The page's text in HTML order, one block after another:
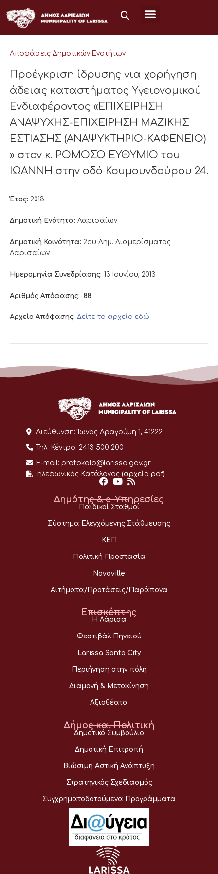
στο
περιεχόμενο
Αποφάσεις Δημοτικών Ενοτήτων
Προέγκριση ίδρυσης για χορήγηση
άδειας καταστήματος Υγειονομικού
Ενδιαφέροντος «ΕΠΙΧΕΙΡΗΣΗ
ΑΝΑΨΥΧΗΣ-ΕΠΙΧΕΙΡΗΣΗ ΜΑΖΙΚΗΣ
ΕΣΤΙΑΣΗΣ (ΑΝΑΨΥΚΤΗΡΙΟ-ΚΑΦΕΝΕΙΟ)
» στον κ. ΡΟΜΟΣΟ ΕΥΘΥΜΙΟ του
ΙΩΑΝΝΗ στην οδό Κουμουνδούρου 24.
Έτος: 2013
Δημοτική Ενότητα: Λαρισαίων
Δημοτική Κοινότητα: 2ου Δημ. Διαμερίσματος
Λαρισαίων
Ημερομηνία Συνεδρίασης: 13 Ιουνίου, 2013
Αριθμός Απόφασης: 88
Αρχείο Απόφασης: Δείτε το αρχείο εδώ
Διεύθυνση: Ίωνος Δραγούμη 1, 41222
Τηλ. Κέντρο: 2413 500 200
E-mail: protokolo@larissa.gov.gr
Τηλεφωνικός Κατάλογος (αρχείο pdf)
Δημότης & e-Υπηρεσίες
Παιδικοί Σταθμοί
Σύστημα Ελεγχόμενης Στάθμευσης
ΚΕΠ
Πολιτική Προστασία
Novoville
Αιτήματα/Προτάσεις/Παράπονα
Επισκέπτης
Η Λάρισα
Φεστιβάλ Πηνειού
Larissa Santa City
Περιήγηση στην πόλη
Διαμονή & Μετακίνηση
Αξιοθέατα
Δήμος και Πολιτική
Δημοτικό Συμβούλιο
Δημοτική Επιτροπή
Βιώσιμη Αστική Ανάπτυξη
Στρατηγικός Σχεδιασμός
Συγχρηματοδοτούμενα Προγράμματα